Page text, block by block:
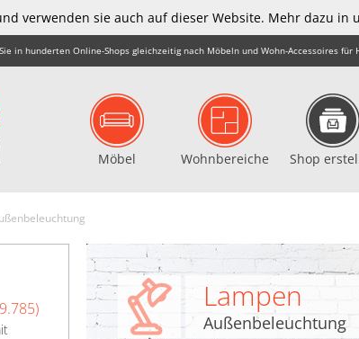
verwenden sie auch auf dieser Website. Mehr dazu in
in hunderten Online-Shops gleichzeitig nach Möbeln und Wohn-Accessoires für
Möbel Wohnbereiche Shop
Lampen
Außenbeleuchtung